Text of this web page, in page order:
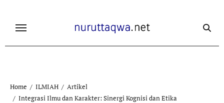
content
Home ILMIAH
Artikel
Integrasi Ilmu dan Karakter: Sinergi Kognisi dan Etika